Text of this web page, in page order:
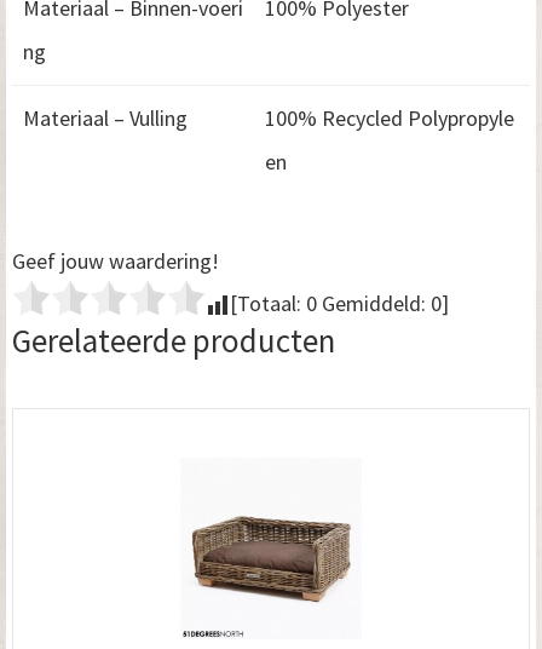
Materiaal – Binnen-voeri
ng
100% Polyester
Materiaal – Vulling
100% Recycled Polypropyle
en
Geef jouw waardering!
[Totaal: 0 Gemiddeld: 0]
Gerelateerde producten